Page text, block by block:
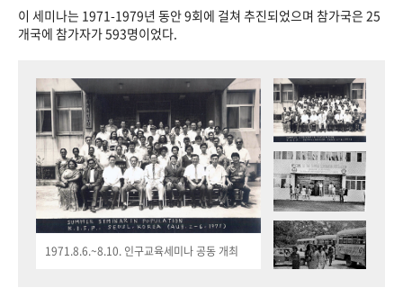
이 세미나는 1971-1979년 동안 9회에 걸쳐 추진되었으며 참가국은 25
개국에 참가자가 593명이었다.
1971.8.6.~8.10. 인구교육세미나 공동 개최